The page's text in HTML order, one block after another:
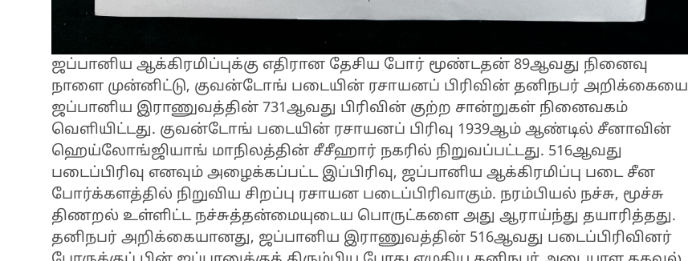
ஜப்பானிய ஆக்கிரமிப்புக்கு எதிரான தேசிய போர் மூண்டதன் 89ஆவது நினைவு
நாளை முன்னிட்டு, குவன்டோங் படையின் ரசாயனப் பிரிவின் தனிநபர் அறிக்கையை
ஜப்பானிய இராணுவத்தின் 731ஆவது பிரிவின் குற்ற சான்றுகள் நினைவகம்
வெளியிட்டது. குவன்டோங் படையின் ரசாயனப் பிரிவு 1939ஆம் ஆண்டில் சீனாவின்
ஹெய்லோங்ஜியாங் மாநிலத்தின் சீசீஹார் நகரில் நிறுவப்பட்டது. 516ஆவது
படைப்பிரிவு எனவும் அழைக்கப்பட்ட இப்பிரிவு, ஜப்பானிய ஆக்கிரமிப்பு படை சீன
போர்க்களத்தில் நிறுவிய சிறப்பு ரசாயன படைப்பிரிவாகும். நரம்பியல் நச்சு, மூச்சு
திணறல் உள்ளிட்ட நச்சுத்தன்மையுடைய பொருட்களை அது ஆராய்ந்து தயாரித்தது.
தனிநபர் அறிக்கையானது, ஜப்பானிய இராணுவத்தின் 516ஆவது படைப்பிரிவினர்